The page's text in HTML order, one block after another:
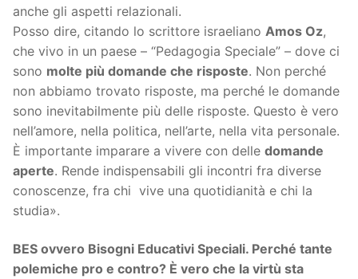
anche gli aspetti relazionali.
Posso dire, citando lo scrittore israeliano Amos Oz,
che vivo in un paese – “Pedagogia Speciale” – dove ci
sono molte più domande che risposte. Non perché
non abbiamo trovato risposte, ma perché le domande
sono inevitabilmente più delle risposte. Questo è vero
nell’amore, nella politica, nell’arte, nella vita personale.
È importante imparare a vivere con delle domande
aperte. Rende indispensabili gli incontri fra diverse
conoscenze, fra chi vive una quotidianità e chi la
studia».
BES ovvero Bisogni Educativi Speciali. Perché tante
polemiche pro e contro? È vero che la virtù sta